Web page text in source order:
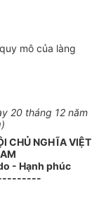
mô của làng
20 tháng 12 năm
CHỦ NGHĨA VIỆT
- Hạnh phúc